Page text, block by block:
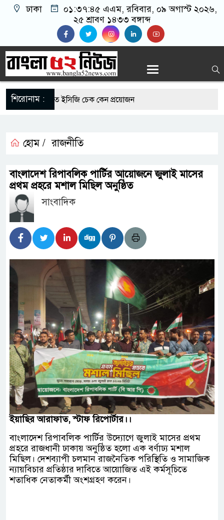
ঢাকা ০১:৩৭:৪৬ এএম, রবিবার, ০৯ অগাস্ট ২০২৬,
২৫ শ্রাবণ ১৪৩৩ বঙ্গাব্দ
শিরোনাম :
রোগীদের নিয়মিত ইসিজি চেক কেন প্রয়োজন
আহ্বান
মাছে মিলল মাইক্রোপ্লাস্টিক, বেশি কই মাছে
বাড়ীর মোঃ আঃ খালেকের ইন্তেকাল
ব্যবসায়িক অগ্রযাত্রায় নতুন অধ্যায়
স্থিতিশীল সরকার,প্রবাসীদের বিনিয়োগের এখনই
স্থিতিশীল সরকার,প্রবাসীদের বিনিয়োগের এখনই
নিচে গাঁজার ড্রাম, মাদক কারবারি আটক
বাজেট সংশোধনের দাবিতে ফরিদগঞ্জে অহিংস
উঠান বৈঠক
হোম / রাজনীতি
বাংলাদেশ রিপাবলিক পার্টির আয়োজনে জুলাই মাসের
প্রথম প্রহরে মশাল মিছিল অনুষ্ঠিত
সাংবাদিক
ইয়াছির আরাফাত, স্টাফ রিপোর্টার।।
বাংলাদেশ রিপাবলিক পার্টির উদ্যোগে জুলাই মাসের প্রথম
প্রহরে রাজধানী ঢাকায় অনুষ্ঠিত হলো এক বর্ণাঢ্য মশাল
মিছিল। দেশব্যাপী চলমান রাজনৈতিক পরিস্থিতি ও সামাজিক
ন্যায়বিচার প্রতিষ্ঠার দাবিতে আয়োজিত এই কর্মসূচিতে
শতাধিক নেতাকর্মী অংশগ্রহণ করেন।